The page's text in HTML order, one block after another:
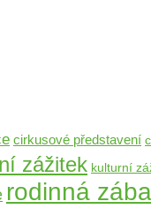
cirkusové představení
zážitek kulturní
rodinná